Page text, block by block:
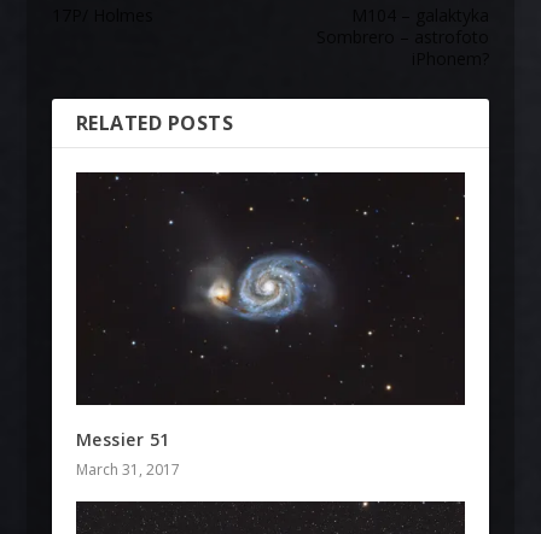
RELATED POSTS
Messier 51
March 31, 2017